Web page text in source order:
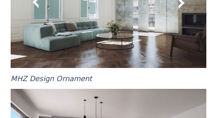
MHZ Design Ornament